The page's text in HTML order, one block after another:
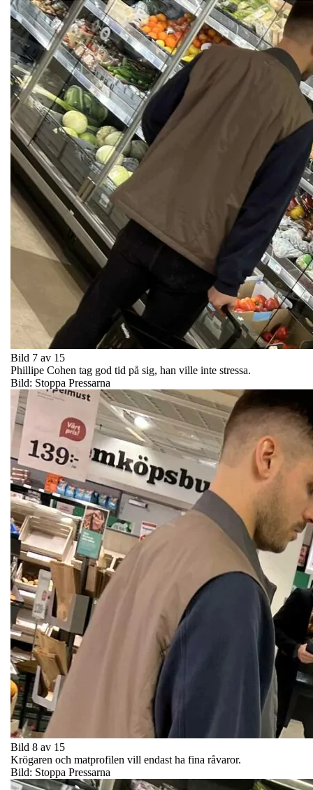
Bild 7 av 15
Phillipe Cohen tag god tid på sig, han ville inte stressa.
Bild: Stoppa Pressarna
Bild 8 av 15
Krögaren och matprofilen vill endast ha fina råvaror.
Bild: Stoppa Pressarna